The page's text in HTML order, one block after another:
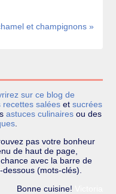
et champignons »
sur ce blog de
recettes saléeset sucrées
astuces culinairesou des
.
pas votre bonheur
de haut de page,
avec la barre de
dessous (mots-clés).
Bonne cuisine!